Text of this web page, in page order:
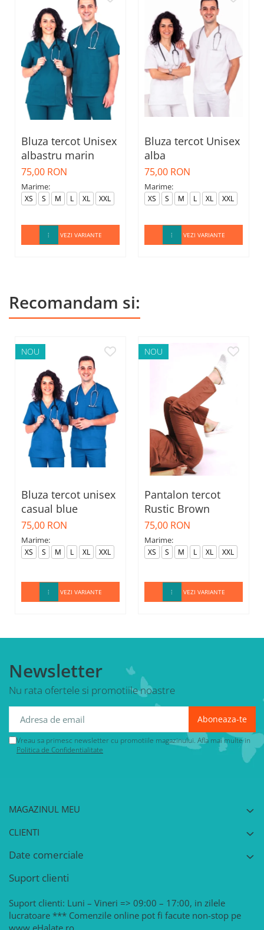
Bluza tercot Unisex
albastru marin
75,00 RON
Marime:
XS S M L XL XXL
VEZI VARIANTE
Bluza tercot Unisex
alba
75,00 RON
Marime:
XS S M L XL XXL
VEZI VARIANTE
Recomandam si:
NOU
Bluza tercot unisex
casual blue
75,00 RON
Marime:
XS S M L XL XXL
VEZI VARIANTE
NOU
Pantalon tercot
Rustic Brown
75,00 RON
Marime:
XS S M L XL XXL
VEZI VARIANTE
Newsletter
Nu rata ofertele si promotiile noastre
Vreau sa primesc newsletter cu promotiile magazinului. Afla mai multe in
Politica de Confidentialitate
MAGAZINUL MEU
CLIENTI
Date comerciale
Suport clienti
Suport clienti: Luni – Vineri => 09:00 – 17:00, in zilele
lucratoare *** Comenzile online pot fi facute non-stop pe